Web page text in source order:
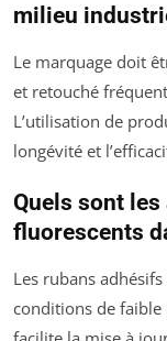
milieu
Le marquage doit
et retouché
L’utilisation de
longévité et
Quels sont
fluorescents
Les rubans
conditions de faible